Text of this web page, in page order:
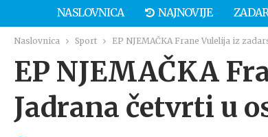
NASLOVNICA NAJNOVIJE
Naslovnica Sport EP NJEMAČKA Frane Vulelija iz
EP NJEMAČKA
Jadrana četvrti u